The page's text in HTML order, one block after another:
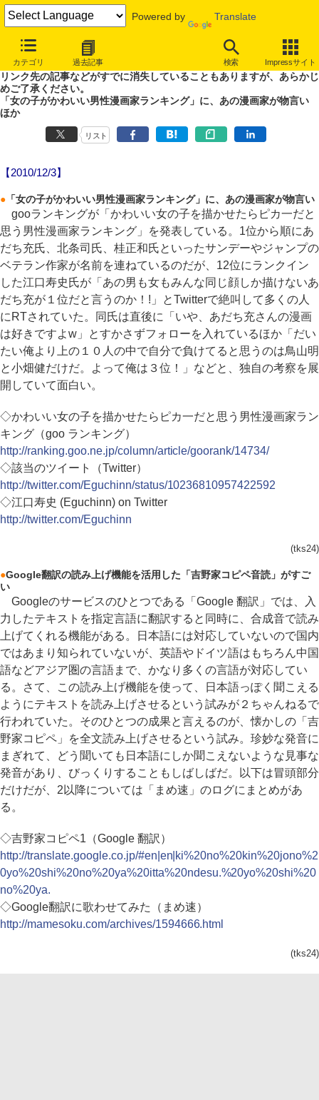
Powered by Translate
カテゴリ 過去記事 検索 Impressサイト
やじうまWatch
噂あり、未確認情報ありのやじうまWatch。
リンク先の記事などがすでに消失していることもありますが、あらかじ
めご了承ください。
「女の子がかわいい男性漫画家ランキング」に、あの漫画家が物言い
ほか
リスト
【2010/12/3】
● 「女の子がかわいい男性漫画家ランキング」に、あの漫画家が物言い
gooランキングが「かわいい女の子を描かせたらピカ一だと
思う男性漫画家ランキング」を発表している。1位から順にあ
だち充氏、北条司氏、桂正和氏といったサンデーやジャンプの
ベテラン作家が名前を連ねているのだが、12位にランクイン
した江口寿史氏が「あの男も女もみんな同じ顔しか描けないあ
だち充が１位だと言うのか！!」とTwitterで絶叫して多くの人
にRTされていた。同氏は直後に「いや、あだち充さんの漫画
は好きですよw」とすかさずフォローを入れているほか「だい
たい俺より上の１０人の中で自分で負けてると思うのは鳥山明
と小畑健だけだ。よって俺は３位！」などと、独自の考察を展
開していて面白い。
◇かわいい女の子を描かせたらピカ一だと思う男性漫画家ラン
キング（goo ランキング）
http://ranking.goo.ne.jp/column/article/goorank/14734/
◇該当のツイート（Twitter）
http://twitter.com/Eguchinn/status/10236810957422592
◇江口寿史 (Eguchinn) on Twitter
http://twitter.com/Eguchinn
(tks24)
●Google翻訳の読み上げ機能を活用した「吉野家コピペ音読」がすご
い
Googleのサービスのひとつである「Google 翻訳」では、入
力したテキストを指定言語に翻訳すると同時に、合成音で読み
上げてくれる機能がある。日本語には対応していないので国内
ではあまり知られていないが、英語やドイツ語はもちろん中国
語などアジア圏の言語まで、かなり多くの言語が対応してい
る。さて、この読み上げ機能を使って、日本語っぽく聞こえる
ようにテキストを読み上げさせるという試みが２ちゃんねるで
行われていた。そのひとつの成果と言えるのが、懐かしの「吉
野家コピペ」を全文読み上げさせるという試み。珍妙な発音に
まぎれて、どう聞いても日本語にしか聞こえないような見事な
発音があり、びっくりすることもしばしばだ。以下は冒頭部分
だけだが、2以降については「まめ速」のログにまとめがあ
る。
◇吉野家コピペ1（Google 翻訳）
http://translate.google.co.jp/#en|en|ki%20no%20kin%20jono%2
0yo%20shi%20no%20ya%20itta%20ndesu.%20yo%20shi%20
no%20ya.
◇Google翻訳に歌わせてみた（まめ速）
http://mamesoku.com/archives/1594666.html
(tks24)